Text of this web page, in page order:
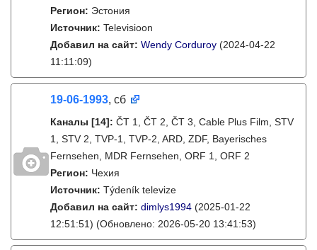
Регион: Эстония
Источник: Televisioon
Добавил на сайт: Wendy Corduroy (2024-04-22
11:11:09)
19-06-1993, сб
Каналы [14]: ČT 1, ČT 2, ČT 3, Cable Plus Film, STV
1, STV 2, TVP-1, TVP-2, ARD, ZDF, Bayerisches
Fernsehen, MDR Fernsehen, ORF 1, ORF 2
Регион: Чехия
Источник: Týdeník televize
Добавил на сайт: dimlys1994 (2025-01-22
12:51:51) (Обновлено: 2026-05-20 13:41:53)